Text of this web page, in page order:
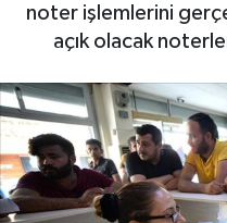
noter işlemlerini
açık olacak
Haberler
Kültür Sanat
Magazin
Müzik
Haber Arşivi